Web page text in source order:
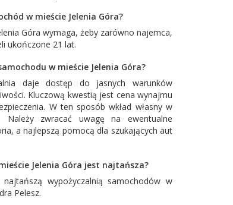
w mieście Jelenia Góra?
Góra wymaga, żeby zarówno najemca,
ukończone 21 lat.
w mieście Jelenia Góra?
daje dostęp do jasnych warunków
Kluczową kwestią jest cena wynajmu
W ten sposób wkład własny w
zwracać uwagę na ewentualne
a najlepszą pomocą dla szukających aut
Jelenia Góra jest najtańsza?
wypożyczalnią samochodów w
Pelesz.